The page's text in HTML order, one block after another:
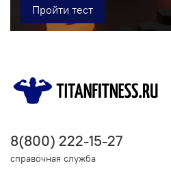
Пройти тест
8(800) 222-15-27
справочная служба